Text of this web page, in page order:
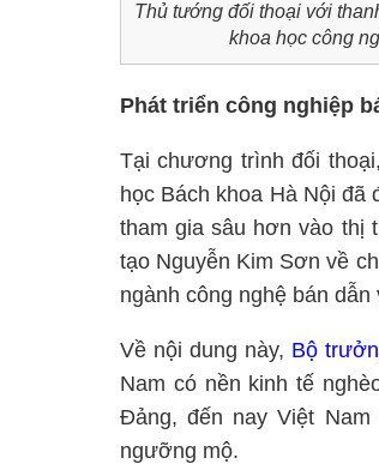
Thủ tướng đối thoại với
khoa học công
Phát triển công nghiệp
Tại chương trình đối
học Bách khoa Hà Nội
tham gia sâu hơn vào thị
tạo Nguyễn Kim Sơn về
ngành công nghệ bán
Về nội dung này, Bộ
Nam có nền kinh tế
Đảng, đến nay Việt
ngưỡng mộ.